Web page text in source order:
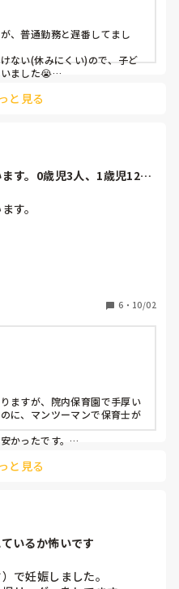
なので保育園が決まったと
らいまでは任せられそうで
がつきません。（育休後な
ればお願いします。
、普通勤務と遅番してまし
ない(休みにくい)ので、子ど
ました😭
くないかな、、、と😭
ね☺️
と見る
す。0歳児3人、1歳児12人
す。
見ています。
つ増える予定だと今日言わ
す。今でも正直キツイで
てほしいと伝えましたが、
、行事などで売り上げをあ
時保育なども取れなかった
かっており、保育士を増や
した。
い理由(3歳児)は、担任1人
てもまた元のクラスに戻
短の先生や、プログラミン
6 ・ 10/02
ますが、院内保育園で手厚い
に、マンツーマンで保育士が
かったです。
ると思いますので。保育に支
と見る
いるか怖いです
で妊娠しました。